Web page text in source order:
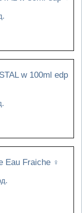
w 100ml edp
Eau Fraiche ♀